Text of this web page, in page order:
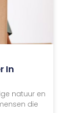
In
natuur en
die